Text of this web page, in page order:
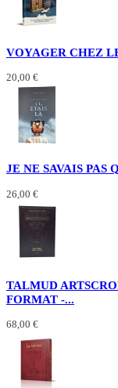
VOYAGER CHEZ
20,00 €
JE NE SAVAIS PAS
26,00 €
TALMUD
FORMAT -...
68,00 €